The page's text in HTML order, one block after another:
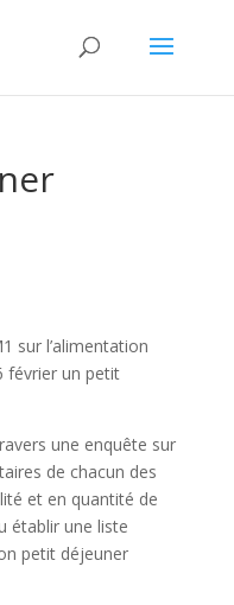
sur l’alimentation
février un petit
une enquête sur
de chacun des
et en quantité de
établir une liste
petit déjeuner